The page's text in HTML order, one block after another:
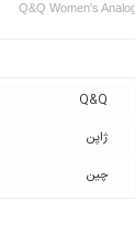
Q&Q Women's
Q&Q
ژاپن
چین